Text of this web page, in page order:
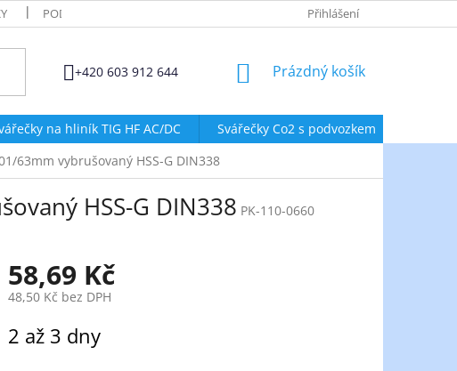
PODMÍNKY OCHRANY OSOBNÍCH ÚDAJŮ ZÁSADY POUŽÍVÁNÍ
Přihlášení
+420 603 912 644
NÁKUPNÍ
Prázdný košík
na hliník TIG HF AC/DC Svářečky Co2 s podvozkem
63mm vybrušovaný HSS-G DIN338
HSS-G DIN338 PK-110-0660
58,69 Kč
48,50 Kč bez DPH
cena:
2 až 3 dny